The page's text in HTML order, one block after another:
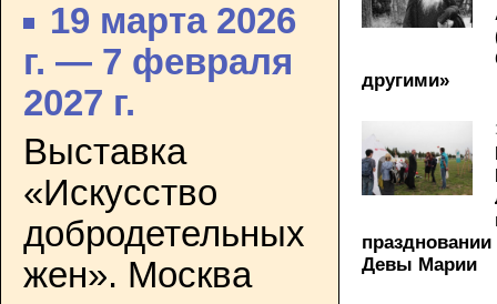
19 марта 2026
г. — 7 февраля
2027 г.
Выставка
«Искусство
добродетельных
жен». Москва
другими»
Девы Марии